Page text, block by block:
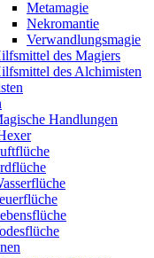
Metamagie
Nekromantie
Verwandlungsmagie
des Magiers
des Alchimisten
Handlungen